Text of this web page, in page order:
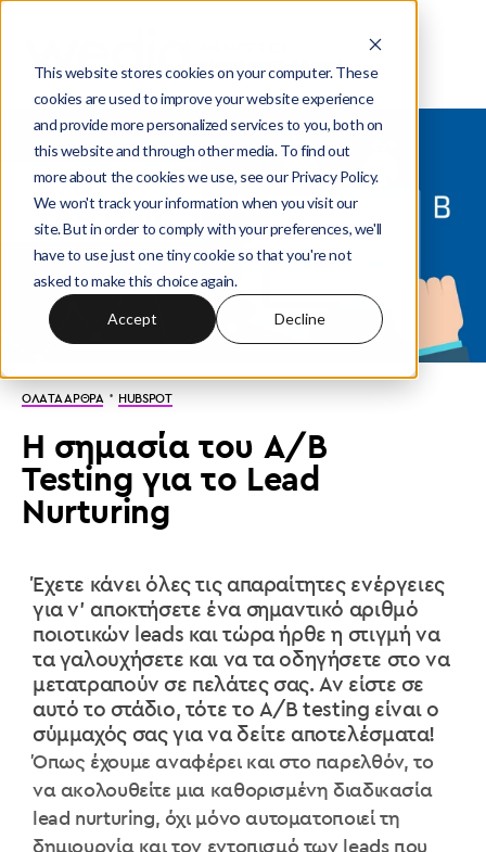
This website stores cookies on your computer. These
cookies are used to improve your website experience
and provide more personalized services to you, both on
this website and through other media. To find out
more about the cookies we use, see our Privacy Policy.
We won't track your information when you visit our
site. But in order to comply with your preferences, we'll
have to use just one tiny cookie so that you're not
asked to make this choice again.
Accept Decline
ΟΛΑ ΤΑ ΑΡΘΡΑ· HUBSPOT
Η σημασία του A/B
Testing για το Lead
Nurturing
Έχετε κάνει όλες τις απαραίτητες ενέργειες
για ν' αποκτήσετε ένα σημαντικό αριθμό
ποιοτικών leads και τώρα ήρθε η στιγμή να
τα γαλουχήσετε και να τα οδηγήσετε στο να
μετατραπούν σε πελάτες σας. Αν είστε σε
αυτό το στάδιο, τότε το A/B testing είναι ο
σύμμαχός σας για να δείτε αποτελέσματα!
Όπως έχουμε αναφέρει και στο παρελθόν, το
να ακολουθείτε μια καθορισμένη διαδικασία
lead nurturing, όχι μόνο αυτοματοποιεί τη
δημιουργία και τον εντοπισμό των leads που